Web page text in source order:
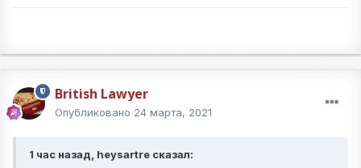
British Lawyer
Опубликовано 24 марта, 2021
1 час назад, heysartre сказал: